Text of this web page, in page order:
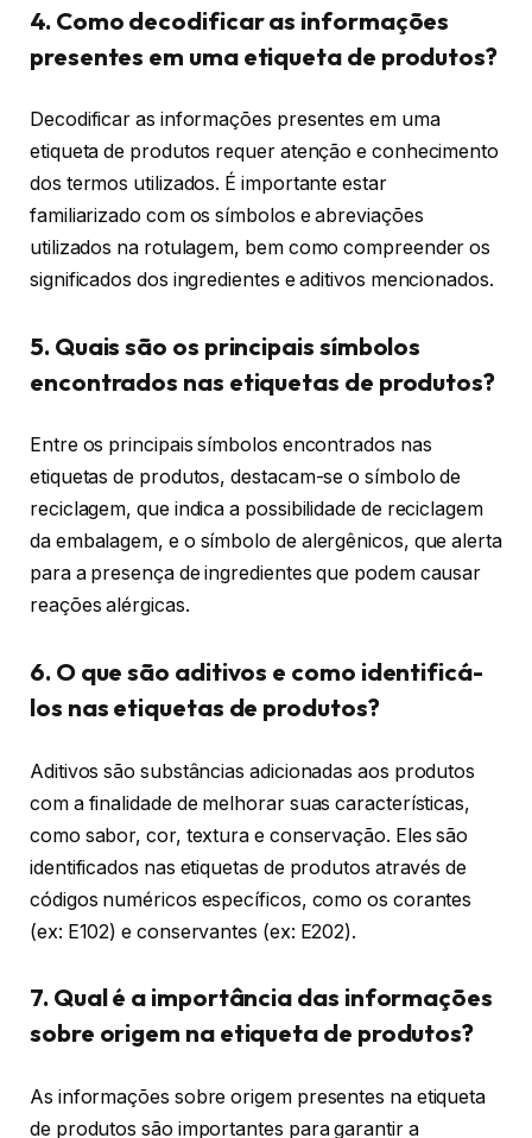
4. Como decodificar as informações
presentes em uma etiqueta de produtos?
Decodificar as informações presentes em uma
etiqueta de produtos requer atenção e conhecimento
dos termos utilizados. É importante estar
familiarizado com os símbolos e abreviações
utilizados na rotulagem, bem como compreender os
significados dos ingredientes e aditivos mencionados.
5. Quais são os principais símbolos
encontrados nas etiquetas de produtos?
Entre os principais símbolos encontrados nas
etiquetas de produtos, destacam-se o símbolo de
reciclagem, que indica a possibilidade de reciclagem
da embalagem, e o símbolo de alergênicos, que alerta
para a presença de ingredientes que podem causar
reações alérgicas.
6. O que são aditivos e como identificá-
los nas etiquetas de produtos?
Aditivos são substâncias adicionadas aos produtos
com a finalidade de melhorar suas características,
como sabor, cor, textura e conservação. Eles são
identificados nas etiquetas de produtos através de
códigos numéricos específicos, como os corantes
(ex: E102) e conservantes (ex: E202).
7. Qual é a importância das informações
sobre origem na etiqueta de produtos?
As informações sobre origem presentes na etiqueta
de produtos são importantes para garantir a